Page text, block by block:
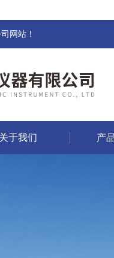
网站！
关于我们 产